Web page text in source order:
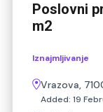
Poslovni
m2
Iznajmljivanje
Vrazova,
Added: 19